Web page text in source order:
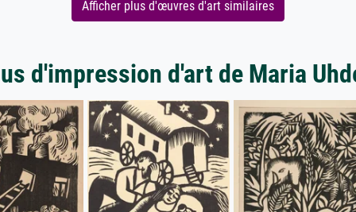
Afficher plus d'œuvres d'art similaires
d'impression d'art de Maria